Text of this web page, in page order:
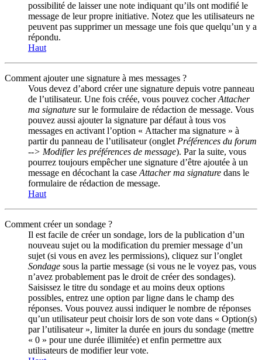
possibilité de laisser une note indiquant qu’ils ont modifié le
message de leur propre initiative. Notez que les utilisateurs ne
peuvent pas supprimer un message une fois que quelqu’un y a
répondu.
Haut
Comment ajouter une signature à mes messages ?
Vous devez d’abord créer une signature depuis votre panneau
de l’utilisateur. Une fois créée, vous pouvez cocherAttacher
ma signature sur le formulaire de rédaction de message. Vous
pouvez aussi ajouter la signature par défaut à tous vos
messages en activant l’option « Attacher ma signature » à
partir du panneau de l’utilisateur (onglet Préférences du forum
--> Modifier les préférences de message). Par la suite, vous
pourrez toujours empêcher une signature d’être ajoutée à un
message en décochant la case Attacher ma signature dans le
formulaire de rédaction de message.
Haut
Comment créer un sondage ?
Il est facile de créer un sondage, lors de la publication d’un
nouveau sujet ou la modification du premier message d’un
sujet (si vous en avez les permissions), cliquez sur l’onglet
Sondage sous la partie message (si vous ne le voyez pas, vous
n’avez probablement pas le droit de créer des sondages).
Saisissez le titre du sondage et au moins deux options
possibles, entrez une option par ligne dans le champ des
réponses. Vous pouvez aussi indiquer le nombre de réponses
qu’un utilisateur peut choisir lors de son vote dans « Option(s)
par l’utilisateur », limiter la durée en jours du sondage (mettre
« 0 » pour une durée illimitée) et enfin permettre aux
utilisateurs de modifier leur vote.